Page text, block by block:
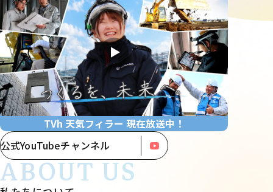
TVh 天気フィラー 現在放送中！
公式YouTubeチャンネル
ABOUT US